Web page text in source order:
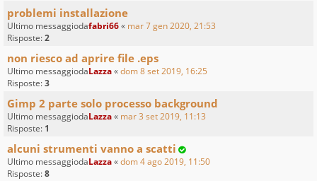
problemi installazione
Ultimo messaggiodafabri66« mar 7 gen 2020, 21:53
Risposte:2
non riesco ad aprire file .eps
Ultimo messaggiodaLazza«dom 8 set 2019, 16:25
Risposte:3
Gimp 2 parte solo processo background
Ultimo messaggiodaLazza« mar 3 set 2019, 11:13
Risposte: 1
alcuni strumenti vanno a scatti
Ultimo messaggiodaLazza«dom 4 ago 2019, 11:50
Risposte:8